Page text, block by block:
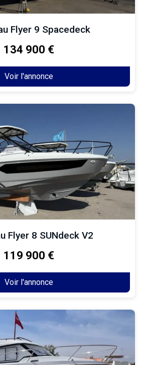
Flyer 9 Spacedeck
134 900 €
Voir l'annonce
Flyer 8 SUNdeck V2
119 900 €
Voir l'annonce